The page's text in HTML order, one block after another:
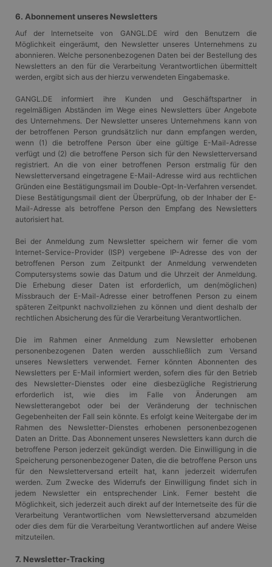
6. Abonnement unseres Newsletters
Auf der Internetseite von GANGL.DE wird den Benutzern die
Möglichkeit eingeräumt, den Newsletter unseres Unternehmens zu
abonnieren. Welche personenbezogenen Daten bei der Bestellung des
Newsletters an den für die Verarbeitung Verantwortlichen übermittelt
werden, ergibt sich aus der hierzu verwendeten Eingabemaske.
GANGL.DE informiert ihre Kunden und Geschäftspartner in
regelmäßigen Abständen im Wege eines Newsletters über Angebote
des Unternehmens. Der Newsletter unseres Unternehmens kann von
der betroffenen Person grundsätzlich nur dann empfangen werden,
wenn (1) die betroffene Person über eine gültige E-Mail-Adresse
verfügt und (2) die betroffene Person sich für den Newsletterversand
registriert. An die von einer betroffenen Person erstmalig für den
Newsletterversand eingetragene E-Mail-Adresse wird aus rechtlichen
Gründen eine Bestätigungsmail im Double-Opt-In-Verfahren versendet.
Diese Bestätigungsmail dient der Überprüfung, ob der Inhaber der E-
Mail-Adresse als betroffene Person den Empfang des Newsletters
autorisiert hat.
Bei der Anmeldung zum Newsletter speichern wir ferner die vom
Internet-Service-Provider (ISP) vergebene IP-Adresse des von der
betroffenen Person zum Zeitpunkt der Anmeldung verwendeten
Computersystems sowie das Datum und die Uhrzeit der Anmeldung.
Die Erhebung dieser Daten ist erforderlich, um den(möglichen)
Missbrauch der E-Mail-Adresse einer betroffenen Person zu einem
späteren Zeitpunkt nachvollziehen zu können und dient deshalb der
rechtlichen Absicherung des für die Verarbeitung Verantwortlichen.
Die im Rahmen einer Anmeldung zum Newsletter erhobenen
personenbezogenen Daten werden ausschließlich zum Versand
unseres Newsletters verwendet. Ferner könnten Abonnenten des
Newsletters per E-Mail informiert werden, sofern dies für den Betrieb
des Newsletter-Dienstes oder eine diesbezügliche Registrierung
erforderlich ist, wie dies im Falle von Änderungen am
Newsletterangebot oder bei der Veränderung der technischen
Gegebenheiten der Fall sein könnte. Es erfolgt keine Weitergabe der im
Rahmen des Newsletter-Dienstes erhobenen personenbezogenen
Daten an Dritte. Das Abonnement unseres Newsletters kann durch die
betroffene Person jederzeit gekündigt werden. Die Einwilligung in die
Speicherung personenbezogener Daten, die die betroffene Person uns
für den Newsletterversand erteilt hat, kann jederzeit widerrufen
werden. Zum Zwecke des Widerrufs der Einwilligung findet sich in
jedem Newsletter ein entsprechender Link. Ferner besteht die
Möglichkeit, sich jederzeit auch direkt auf der Internetseite des für die
Verarbeitung Verantwortlichen vom Newsletterversand abzumelden
oder dies dem für die Verarbeitung Verantwortlichen auf andere Weise
mitzuteilen.
7. Newsletter-Tracking
Dieses Cookie
wird verwendet,
um eindeutige
Benutzer zu
unterscheiden,
indem eine
zufällig generierte
Client-ID
zugewiesen wird.
Es ist in jeder
Seitenanforderung
auf einer Site
enthalten und
wird zur
Berechnung von
Besucher-,
Sitzungs- und
Kampagnendaten
für die Site-
Analyseberichte
verwendet.
LLC
.gangl.de
wird von Google
Analytics gesetzt.
Es speichert und
aktualisiert einen
eindeutigen Wert
für jede besuchte
Seite und wird
zum Zählen und
Verfolgen von
Seitenaufrufen
verwendet.
_gat
Google
LLC
.gangl.de
56 Sekunden
Dieser Cookie-
Name ist mit
Google Universal
Analytics
verknüpft. Gemäß
der
Dokumentation
wird er zur
Drosselung der
Anforderungsrate
verwendet,
wodurch die
Datenerfassung
auf Websites mit
hohem
Datenaufkommen
eingeschränkt
wird.
_ga_X4PP3HXR4X
.gangl.de
1 Jahr 1
Dieses Cookie
wird von Google
Analytics
verwendet, um
angenommen, dass
die
Synchronisierung
über viele
verschiedene
Microsoft-
zu ermöglichen.
Microsoft
Corporation
.c.clarity.ms
7 Tage
Microsoft MSN-
Cookie eines
Drittanbieters, mit
dem wir die
Nutzung der
Website für interne
Analysen messen.
_gcl_au
Google LLC
.gangl.de
3 Monate
Dieses Cookie wird
von Doubleclick
darüber, wie der
Endbenutzer die
Website nutzt,
sowie über
Werbung, die der
Endbenutzer
möglicherweise vor
dem Besuch dieser
Website gesehen
hat.
Corporation
.c.bing.com
Microsoft MSN-
Cookie eines
Drittanbieters, mit
dem wir die
Nutzung der
Website für interne
Analysen messen.
SM
.c.clarity.ms Session
Dies ist ein
Microsoft MSN-
Cookie eines
Drittanbieters, mit
dem wir die
Nutzung der
Website für interne
Analysen messen.
MUID
Microsoft
Corporation
.clarity.ms
1 Jahr
Dieses Cookie wird
von Microsoft
häufig als
eindeutige
Benutzerkennung
verwendet. Es kann